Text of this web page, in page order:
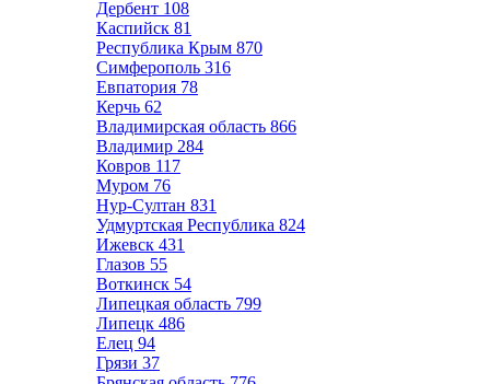
Дербент 108
Каспийск 81
Республика Крым 870
Симферополь 316
Евпатория 78
Керчь 62
Владимирская область 866
Владимир 284
Ковров 117
Муром 76
Нур-Султан 831
Удмуртская Республика 824
Ижевск 431
Глазов 55
Воткинск 54
Липецкая область 799
Липецк 486
Елец 94
Грязи 37